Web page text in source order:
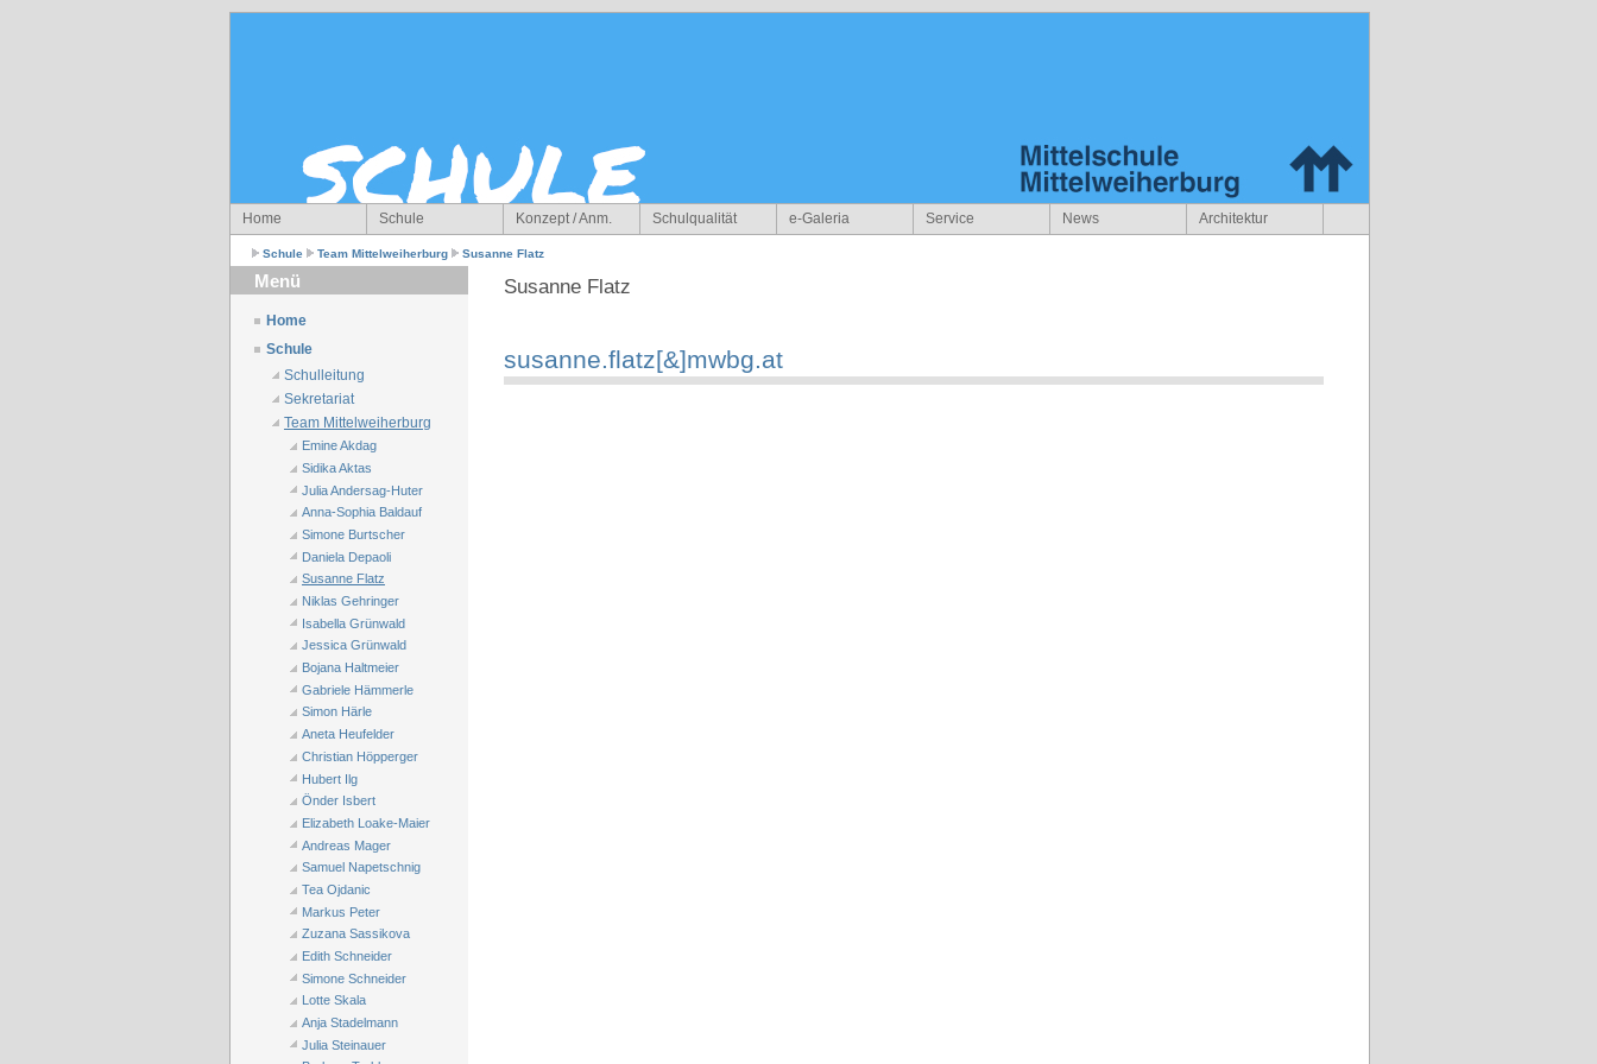
Home Schule Konzept / Anm. Schulqualität e-Galeria Service News Architektur
Schule Team Mittelweiherburg Susanne Flatz
Menü
Home
Schule
Schulleitung
Sekretariat
Team Mittelweiherburg
Emine Akdag
Sidika Aktas
Julia Andersag-Huter
Anna-Sophia Baldauf
Simone Burtscher
Daniela Depaoli
Susanne Flatz
Niklas Gehringer
Isabella Grünwald
Jessica Grünwald
Bojana Haltmeier
Gabriele Hämmerle
Simon Härle
Aneta Heufelder
Christian Höpperger
Hubert Ilg
Önder Isbert
Elizabeth Loake-Maier
Andreas Mager
Samuel Napetschnig
Tea Ojdanic
Markus Peter
Zuzana Sassikova
Edith Schneider
Simone Schneider
Lotte Skala
Anja Stadelmann
Julia Steinauer
Susanne Flatz
susanne.flatz[&]mwbg.at